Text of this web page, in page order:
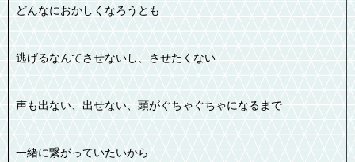
どんなにおかしくなろうとも
逃げるなんてさせないし、させたくない
声も出ない、出せない、頭がぐちゃぐちゃになるまで
一緒に繋がっていたいから